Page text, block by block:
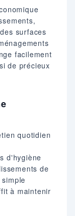
surfaces
facilement
de précieux
quotidien
d'hygiène
de
à maintenir